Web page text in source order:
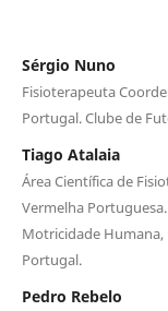
Sérgio Nuno
Fisioterapeuta
Portugal. Clube de
Tiago Atalaia
Área Científica de
Vermelha
Motricidade Humana,
Portugal.
Pedro Rebelo